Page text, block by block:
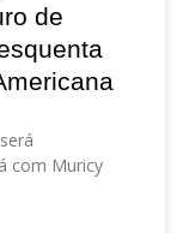
de
com Muricy